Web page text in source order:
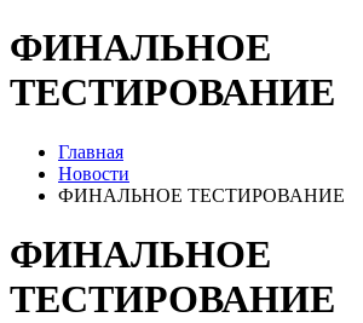
ФИНАЛЬНОЕ
ТЕСТИРОВАНИЕ
Главная
Новости
ФИНАЛЬНОЕ ТЕСТИРОВАНИЕ
ФИНАЛЬНОЕ
ТЕСТИРОВАНИЕ